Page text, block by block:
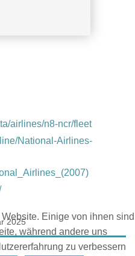
airlines/n8-ncr/fleet
National-Airlines-
2025
Einige von ihnen sind
während andere uns
zu verbessern